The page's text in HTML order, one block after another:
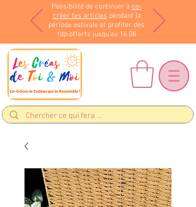
Possibilité de continuer à co-
créer tes articles pendant la
période estivale et profiter des
fdp offerts jusqu'au 16.08